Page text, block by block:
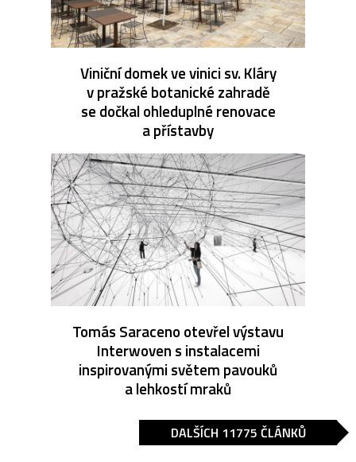
Viniční domek ve vinici sv. Kláry
v pražské botanické zahradě
se dočkal ohleduplné renovace
a přístavby
Tomás Saraceno otevřel výstavu
Interwoven s instalacemi
inspirovanými světem pavouků
a lehkostí mraků
DALŠÍCH 11775 ČLÁNKŮ